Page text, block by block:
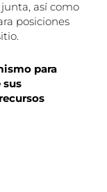
así como
posiciones
para
sus